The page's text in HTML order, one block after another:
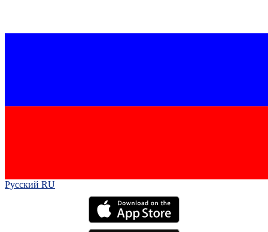
Русский RU‎